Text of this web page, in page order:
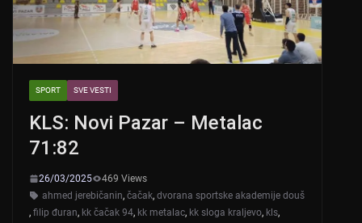
SPORT SVE VESTI
KLS: Novi Pazar – Metalac
71:82
26/03/2025
469 Views
ahmed jerebičanin, čačak, dvorana sportske akademije douš
, filip đuran, kk čačak 94, kk metalac, kk sloga kraljevo, kls,